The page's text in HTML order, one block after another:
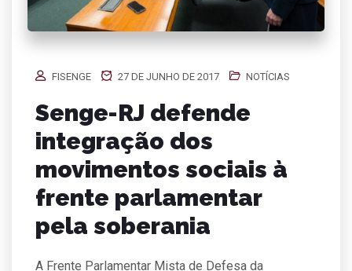
FISENGE 27 DE JUNHO DE 2017 NOTÍCIAS
Senge-RJ defende
integração dos
movimentos sociais à
frente parlamentar
pela soberania
A Frente Parlamentar Mista de Defesa da